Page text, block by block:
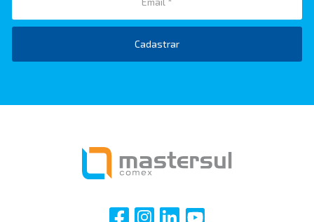
Cadastrar
i i i i